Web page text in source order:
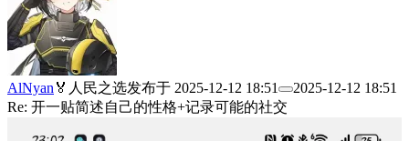
AlNyan 🏅人民之选发布于 2025-12-12 18:51
2025-12-12 18:51
Re: 开一贴简述自己的性格+记录可能的社交